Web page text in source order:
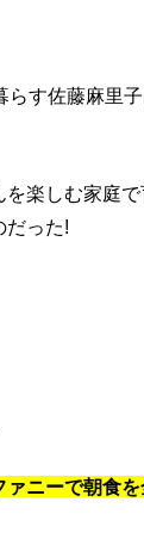
らす佐藤麻里
を楽しむ家庭
だった!
ァニーで朝食